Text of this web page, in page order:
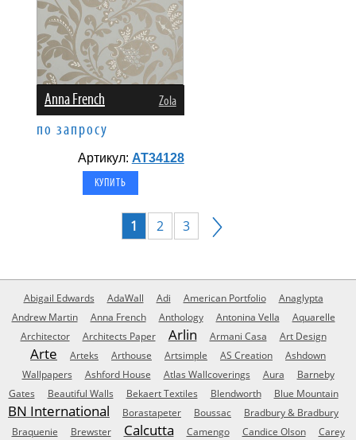
Anna French Zola
по запросу
Артикул: AT34128
1 2 3
Abigail Edwards AdaWall Adi American Portfolio
Anaglypta
Andrew Martin
Anna French Anthology Antonina Vella
Aquarelle
Architector
Architects Paper Arlin Armani Casa Art Design
Arte Arteks Arthouse Artsimple AS Creation
Ashdown
Wallpapers
Ashford House Atlas Wallcoverings Aura
Barneby
Gates
Beautiful Walls Bekaert Textiles Blendworth Blue Mountain
BN International Borastapeter Boussac
Bradbury & Bradbury
Braquenie
Brewster Calcutta Camengo Candice Olson
Carey